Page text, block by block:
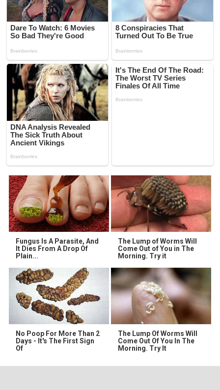
Fungus Is A Parasite, And
It Dies From A Drop Of
Plain...
The Lump of Worms Will
Come Out of You in The
Morning. Try it
No Poop For More Than 2
Days - It's The First Sign
Of
The Lump Of Worms Will
Come Out Of You In The
Morning. Try It